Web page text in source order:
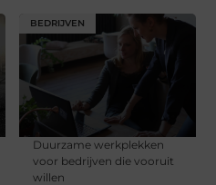
BEDRIJVEN
Duurzame werkplekken
voor bedrijven die vooruit
willen